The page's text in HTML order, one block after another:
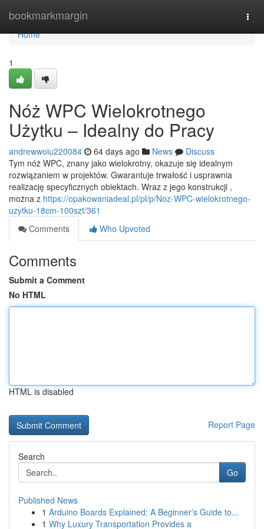
bookmarkmargin
Home
Home
1
Nóż WPC Wielokrotnego
Użytku – Idealny do Pracy
andrewwoiu220084 64 days ago News
Discuss
Tym nóż WPC, znany jako wielokrotny, okazuje się idealnym
rozwiązaniem w projektów. Gwarantuje trwałość i usprawnia
realizację specyficznych obiektach. Wraz z jego konstrukcji ,
można z https://opakowaniadeal.pl/pl/p/Noz-WPC-wielokrotnego-
uzytku-18cm-100szt/361
Comments
Who Upvoted
Comments
Submit a Comment
No HTML
HTML is disabled
Report Page
Search
Go
Published News
1 Arduino Boards Explained: A Beginner's Guide to...
1 Why Luxury Transportation Provides a